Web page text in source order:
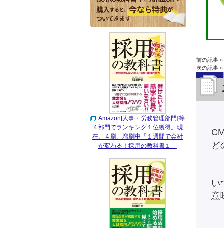
前の記事 »
次の記事 »
ど
い
意
Amazon[人事・労務管理部門]等
４部門でランキング１位獲得。現
在、４刷。増刷中「１週間で会社
が変わる！採用の教科書１」